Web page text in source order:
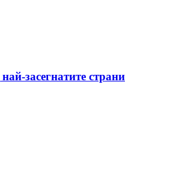
засегнатите страни